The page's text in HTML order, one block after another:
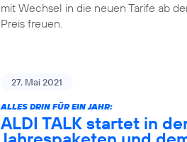
mit Wechsel in die neuen Tarife ab
Preis freuen.
27. Mai 2021
ALLES DRIN FÜR EIN JAHR:
ALDI TALK startet in